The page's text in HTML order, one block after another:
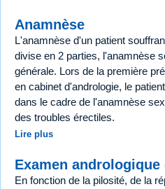
Anamnèse
L'anamnèse d'un patient
divise en 2 parties, l'anamnèse
générale. Lors de la première
en cabinet d'andrologie, le
dans le cadre de l'anamnèse
des troubles érectiles.
Lire plus
Examen
En fonction de la pilosité, de la